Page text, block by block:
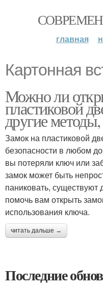
главная
Картонная
Можно ли
пластиковой
другие
Замок на пластиковой
безопасности в любом
вы потеряли ключ или
замок может быть
паниковать, существуют
помочь вам открыть
использования ключа.
читать дальше →
Последние